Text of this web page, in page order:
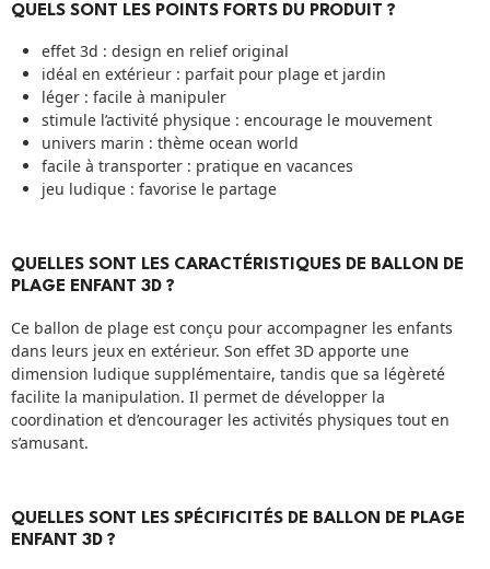
QUELS SONT LES POINTS FORTS DU PRODUIT ?
effet 3d : design en relief original
idéal en extérieur : parfait pour plage et jardin
léger : facile à manipuler
stimule l’activité physique : encourage le mouvement
univers marin : thème ocean world
facile à transporter : pratique en vacances
jeu ludique : favorise le partage
QUELLES SONT LES CARACTÉRISTIQUES DE BALLON DE
PLAGE ENFANT 3D ?
Ce ballon de plage est conçu pour accompagner les enfants
dans leurs jeux en extérieur. Son effet 3D apporte une
dimension ludique supplémentaire, tandis que sa légèreté
facilite la manipulation. Il permet de développer la
coordination et d’encourager les activités physiques tout en
s’amusant.
QUELLES SONT LES SPÉCIFICITÉS DE BALLON DE PLAGE
ENFANT 3D ?